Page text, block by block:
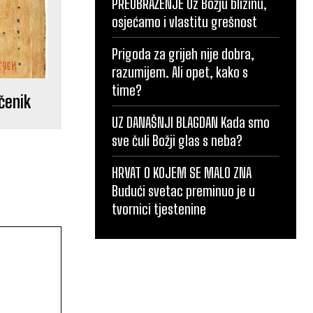
osjećamo i vlastitu grešnost
Prigoda za grijeh nije dobra,
razumijem. Ali opet, kako s
time?
UZ DANAŠNJI BLAGDAN Kada smo
sve čuli Božji glas s neba?
HRVAT O KOJEM SE MALO ZNA
Budući svetac preminuo je u
tvornici tjestenine